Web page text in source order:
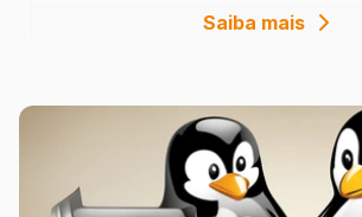
Saiba mais details